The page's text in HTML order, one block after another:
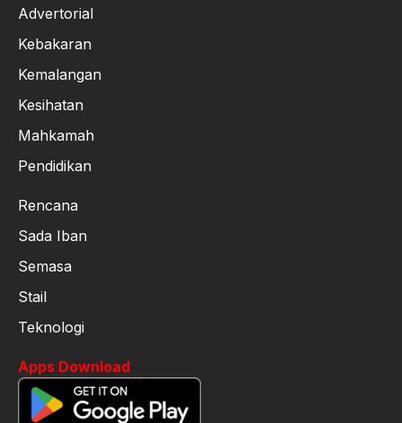
Advertorial
Kebakaran
Kemalangan
Kesihatan
Mahkamah
Pendidikan
Rencana
Sada Iban
Semasa
Stail
Teknologi
Apps Download